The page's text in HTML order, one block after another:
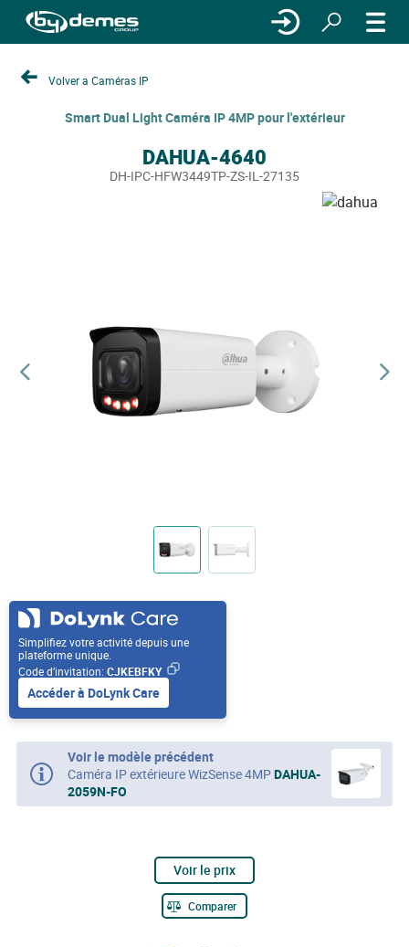
Volver a Caméras IP
Smart Dual Light Caméra IP 4MP pour l'extérieur
DAHUA-4640
DH-IPC-HFW3449TP-ZS-IL-27135
Simplifiez votre activité depuis une
plateforme unique.
Code d’invitation: CJKEBFKY
Accéder à DoLynk Care
Voir le modèle précédent
Caméra IP extérieure WizSense 4MPDAHUA-
2059N-FO
Voir le prix
Comparer